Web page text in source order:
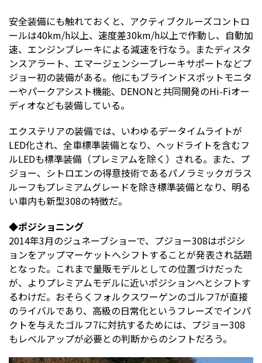
安全装備にも触れておくと、アクティブクルーズコントロ
ールは40km/h以上、速度差30km/h以上で作動し、自動加
速、エンジンブレーキによる減速を行なう。またディスタ
ンスアラート、エマージェンシーブレーキサポートなどプ
ジョー初の装備がある。他にもブラインドスポットモニタ
ーやパークアシスト機能、DENONと共同開発のHi-Fiオー
ディオなども装備している。
エクステリアの装備では、いわゆるデータイムライトが
LED化され、全車標準装備となり、ヘッドライトを含むフ
ルLEDも標準装備（プレミアムを除く）される。また、プ
ジョー、シトロエンの得意技術であるパノラミックガラス
ルーフもプレミアムグレードを除き標準装備となり、明る
い車内も新型308の特徴だ。
◆ポジショニング
2014年3月のジュネーブショーで、プジョー308はポジシ
ョンをアップマーケットへシフトすることが発表され話題
となった。これまで量販モデルとしての位置づけだった
が、よりプレミアムモデルに近いポジションへとシフトす
るわけだ。おそらくフォルクスワーゲンのゴルフ7が直接
のライバルであり、高級の日常化というフレーズでインパ
クトを与えたゴルフ7に対抗するためには、プジョー308
もレベルアップが必要との判断からのシフトだろう。